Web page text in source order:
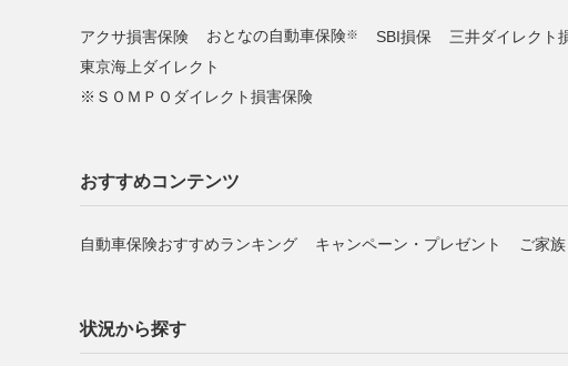
アクサ損害保険 おとなの自動車保険※ SBI損保 三井ダイレクト
東京海上ダイレクト
ＳＯＭＰＯダイレクト損害保険
おすすめコンテンツ
自動車保険おすすめランキング キャンペーン・プレゼント ご家
状況から探す